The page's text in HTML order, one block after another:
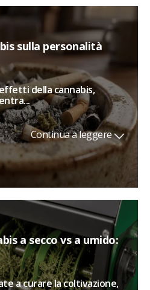
sulla personalità
della cannabis,
Continua a leggere
a secco vs a umido:
a curare la coltivazione,